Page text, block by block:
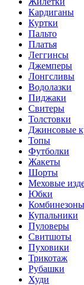
Кардиганы
Куртки
Пальто
Платья
Леггинсы
Джемперы
Лонгсливы
Водолазки
Пиджаки
Свитеры
Толстовки
Джинсовые
Топы
Футболки
Жакеты
Шорты
Меховые
Юбки
Комбинезоны
Купальники
Пуловеры
Свитшоты
Пуховики
Трикотаж
Рубашки
Худи